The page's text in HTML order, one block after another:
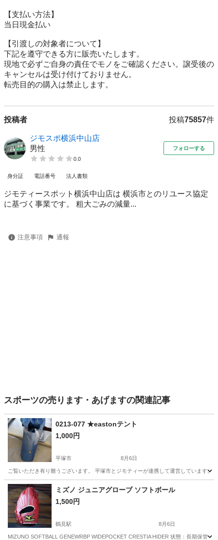
【⽀払い⽅法】
当日現金払い
【引渡しの対象者について】
下記を遵守できる⽅に販売いたします。
現地で必ずご⾃⾝の責任でモノをご確認ください。譲受後の
キャンセルは受け付けておりません。
転売⽬的の購⼊は禁⽌します。
投稿者 投稿75857件
ジモスポ横浜中山店
男性
0.0
フォローする
身分証 電話番号 法人書類
ジモティースポット横浜中山店は 横浜市とのリユース協定
に基づく事業です。 粗⼤ごみの減量...
注意事項 通報
スポーツの売ります・あげますの関連記事
0213-077 ★eastonテント
1,000円
平塚市 8月6日
ご覧いただき有り難うございます。 平塚市とジモティーが連携して運営しています
神奈川 平塚市 スポーツ リユース
ミズノ ジュニアグローブ ソフトボール
1,500円
鶴見駅 8月6日
MIZUNO SOFTBALL GENEWRBP WIDEPOCKET CRESTIA HIDER 状態：長期